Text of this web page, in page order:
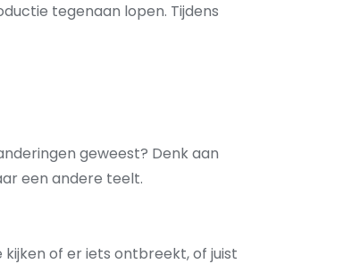
tegenaan lopen. Tijdens
geweest? Denk aan
een andere teelt.
kijken of er iets ontbreekt, of juist